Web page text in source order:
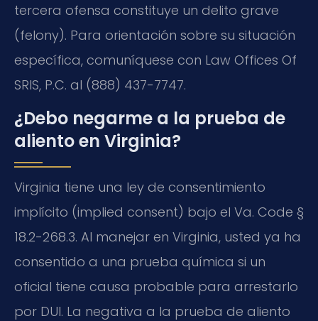
tercera ofensa constituye un delito grave
(felony). Para orientación sobre su situación
específica, comuníquese con Law Offices Of
SRIS, P.C. al (888) 437-7747.
¿Debo negarme a la prueba de
aliento en Virginia?
Virginia tiene una ley de consentimiento
implícito (implied consent) bajo el Va. Code §
18.2-268.3. Al manejar en Virginia, usted ya ha
consentido a una prueba química si un
oficial tiene causa probable para arrestarlo
por DUI. La negativa a la prueba de aliento